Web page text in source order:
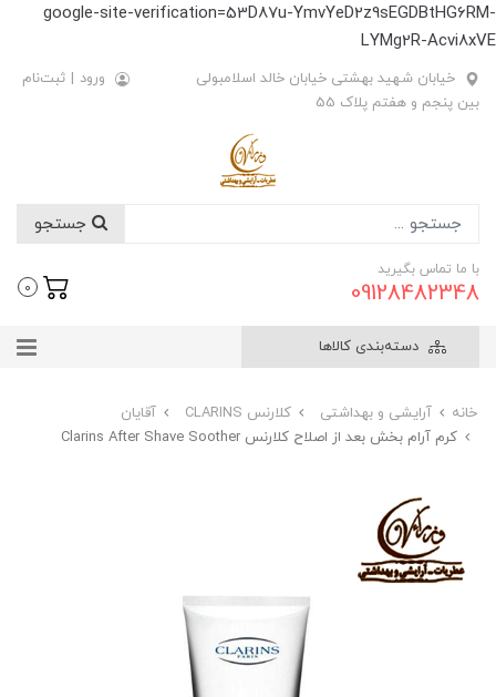
google-site-verification=53D87u-YmvYeD2z9sEGDBtHG6RM-
LYMg2R-Acvi8xVE
خیابان شهید بهشتی خیابان خالد اسلامبولی
بین پنجم و هفتم پلاک 55
ورود | ثبت‌نام
با ما تماس بگیرید
09128482348
0
دسته‌بندی کالاها
خانه آرایشی و بهداشتی کلارنس CLARINS
آقایان
کرم آرام بخش بعد از اصلاح کلارنس Clarins After Shave Soother